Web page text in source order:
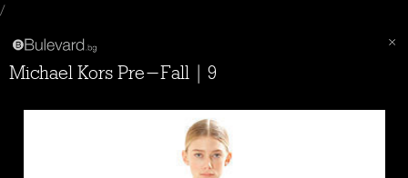
/
Michael Kors Pre-Fall | 9